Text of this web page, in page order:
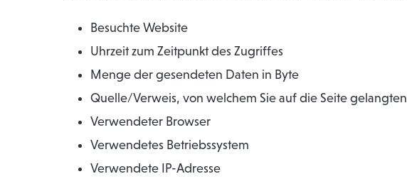
Besuchte Website
Uhrzeit zum Zeitpunkt des Zugriffes
Menge der gesendeten Daten in Byte
Quelle/Verweis, von welchem Sie auf die Seite gelangten
Verwendeter Browser
Verwendetes Betriebssystem
Verwendete IP-Adresse